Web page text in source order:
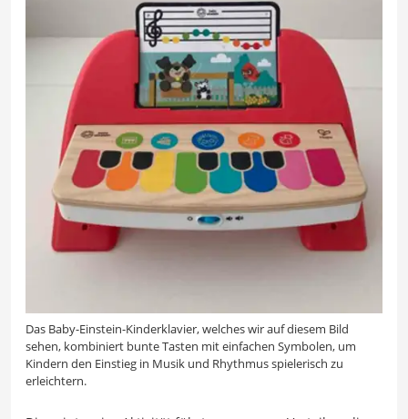
Das Baby-Einstein-Kinderklavier, welches wir auf diesem Bild
sehen, kombiniert bunte Tasten mit einfachen Symbolen, um
Kindern den Einstieg in Musik und Rhythmus spielerisch zu
erleichtern.